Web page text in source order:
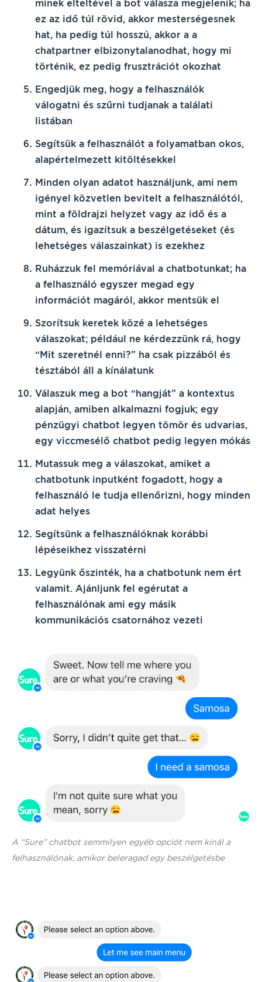
minek elteltével a bot válasza megjelenik; ha
ez az idő túl rövid, akkor mesterségesnek
hat, ha pedig túl hosszú, akkor a a
chatpartner elbizonytalanodhat, hogy mi
történik, ez pedig frusztrációt okozhat
Engedjük meg, hogy a felhasználók
válogatni és szűrni tudjanak a találati
listában
Segítsük a felhasználót a folyamatban okos,
alapértelmezett kitöltésekkel
Minden olyan adatot használjunk, ami nem
igényel közvetlen bevitelt a felhasználótól,
mint a földrajzi helyzet vagy az idő és a
dátum, és igazítsuk a beszélgetéseket (és
lehetséges válaszainkat) is ezekhez
Ruházzuk fel memóriával a chatbotunkat; ha
a felhasználó egyszer megad egy
információt magáról, akkor mentsük el
Szorítsuk keretek közé a lehetséges
válaszokat; például ne kérdezzünk rá, hogy
“Mit szeretnél enni?” ha csak pizzából és
tésztából áll a kínálatunk
Válaszuk meg a bot “hangját” a kontextus
alapján, amiben alkalmazni fogjuk; egy
pénzügyi chatbot legyen tömör és udvarias,
egy viccmesélő chatbot pedig legyen mókás
Mutassuk meg a válaszokat, amiket a
chatbotunk inputként fogadott, hogy a
felhasználó le tudja ellenőrizni, hogy minden
adat helyes
Segítsünk a felhasználóknak korábbi
lépéseikhez visszatérni
Legyünk őszinték, ha a chatbotunk nem ért
valamit. Ajánljunk fel egérutat a
felhasználónak ami egy másik
kommunikációs csatornához vezeti
A “Sure” chatbot semmilyen egyéb opciót nem kínál a
felhasználónak, amikor beleragad egy beszélgetésbe